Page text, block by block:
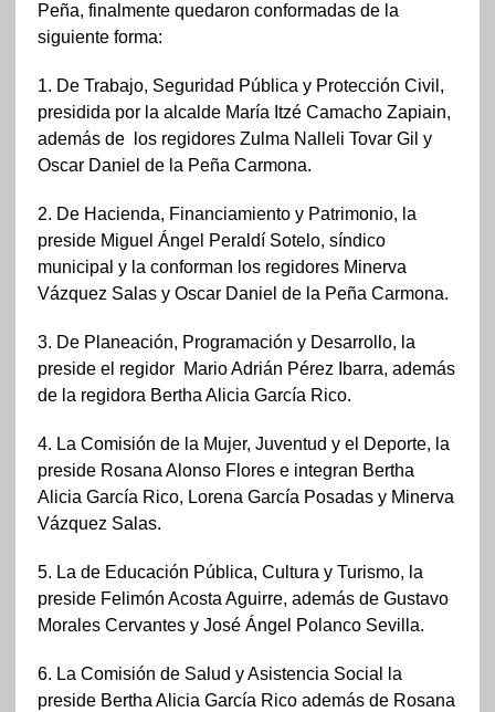
Peña, finalmente quedaron conformadas de la
siguiente forma:
1. De Trabajo, Seguridad Pública y Protección Civil,
presidida por la alcalde María Itzé Camacho Zapiain,
además de los regidores Zulma Nalleli Tovar Gil y
Oscar Daniel de la Peña Carmona.
2. De Hacienda, Financiamiento y Patrimonio, la
preside Miguel Ángel Peraldí Sotelo, síndico
municipal y la conforman los regidores Minerva
Vázquez Salas y Oscar Daniel de la Peña Carmona.
3. De Planeación, Programación y Desarrollo, la
preside el regidor Mario Adrián Pérez Ibarra, además
de la regidora Bertha Alicia García Rico.
4. La Comisión de la Mujer, Juventud y el Deporte, la
preside Rosana Alonso Flores e integran Bertha
Alicia García Rico, Lorena García Posadas y Minerva
Vázquez Salas.
5. La de Educación Pública, Cultura y Turismo, la
preside Felimón Acosta Aguirre, además de Gustavo
Morales Cervantes y José Ángel Polanco Sevilla.
6. La Comisión de Salud y Asistencia Social la
preside Bertha Alicia García Rico además de Rosana